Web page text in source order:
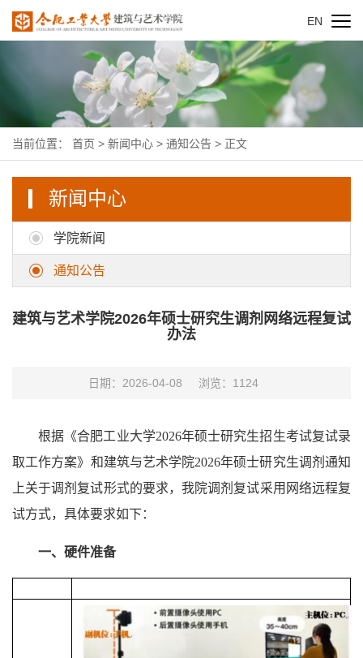
EN
当前位置： 首页 > 新闻中心 > 通知公告 > 正文
新闻中心
学院新闻
通知公告
建筑与艺术学院2026年硕士研究生调剂网络远程复试
办法
日期：2026-04-08 浏览： 1124
根据《合肥工业大学2026年硕士研究生招生考试复试录
取工作方案》和建筑与艺术学院2026年硕士研究生调剂通知
上关于调剂复试形式的要求，我院调剂复试采用网络远程复
试方式，具体要求如下：
一、硬件准备